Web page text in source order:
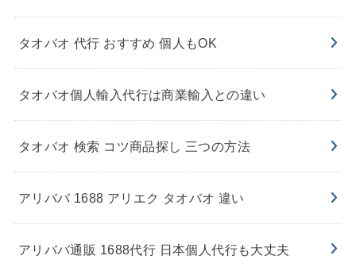
タオバオ 代行 おすすめ 個人もOK
タオバオ個人輸入代行は商業輸入との違い
タオバオ 検索 コツ商品探し 三つの方法
アリババ 1688 アリエク タオバオ 違い
アリババ通販 1688代行 日本個人代行も大丈夫